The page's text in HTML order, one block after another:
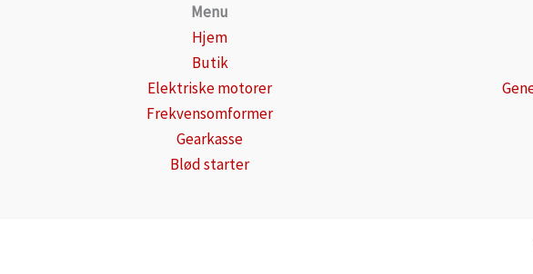
Menu
Hjem
Butik
Elektriske motorer
Frekvensomformer
Gearkasse
Blød starter